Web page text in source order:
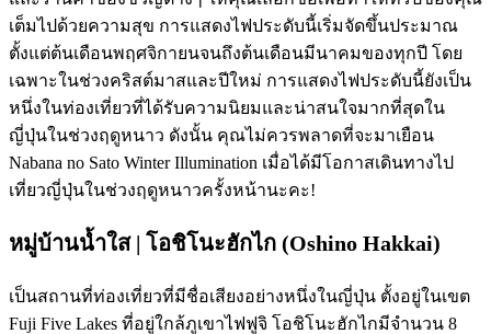
เต็มไปด้วยความสุข การแสดงไฟประดับนี้เริ่มจัดขึ้นประมาณ
ตั้งแต่ต้นเดือนพฤศจิกายนจนถึงต้นเดือนมีนาคมของทุกปี โดย
เฉพาะในช่วงคริสต์มาสและปีใหม่ การแสดงไฟประดับนี้ยังเป็น
หนึ่งในท่องเที่ยวที่ได้รับความนิยมและน่าสนใจมากที่สุดใน
ญี่ปุ่นในช่วงฤดูหนาว ดังนั้น คุณไม่ควรพลาดที่จะมาเยือน
Nabana no Sato Winter Illumination เมื่อได้มีโอกาสเดินทางไป
เที่ยวญี่ปุ่นในช่วงฤดูหนาวครั้งหน้านะคะ!
หมู่บ้านน้ำใส | โอชิโนะฮักไก (Oshino Hakkai)
เป็นสถานที่ท่องเที่ยวที่มีชื่อเสียงอย่างหนึ่งในญี่ปุ่น ตั้งอยู่ในเขต
Fuji Five Lakes ที่อยู่ใกล้ภูเขาไฟฟูจิ โอชิโนะฮักไกมีจำนวน 8